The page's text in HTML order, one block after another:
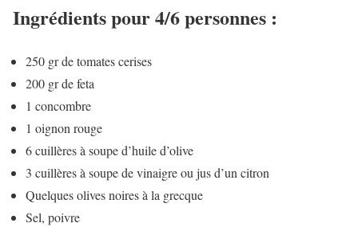
Ingrédients pour 4/6 personnes :
250 gr de tomates cerises
200 gr de feta
1 concombre
1 oignon rouge
6 cuillères à soupe d’huile d’olive
3 cuillères à soupe de vinaigre ou jus d’un citron
Quelques olives noires à la grecque
Sel, poivre